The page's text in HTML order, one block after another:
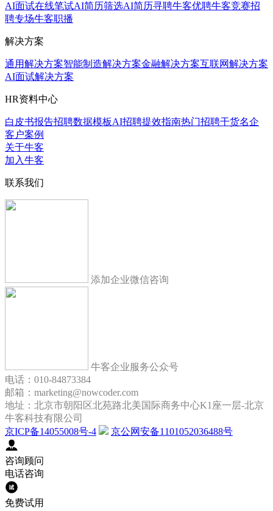
AI面试在线笔试AI简历筛选AI简历寻聘牛客优聘牛客竞赛招
聘专场牛客职播
解决方案
通用解决方案智能制造解决方案金融解决方案互联网解决方案
AI面试解决方案
HR资料中心
白皮书报告招聘数据模板AI招聘提效指南热门招聘干货名企
客户案例
关于牛客
加入牛客
联系我们
添加企业微信咨询
牛客企业服务公众号
电话：010-84873384
邮箱：marketing@nowcoder.com
地址：北京市朝阳区北苑路北美国际商务中心K1座一层-北京
牛客科技有限公司
京ICP备14055008号-4
京公网安备1101052036488号
咨询顾问
电话咨询
免费试用